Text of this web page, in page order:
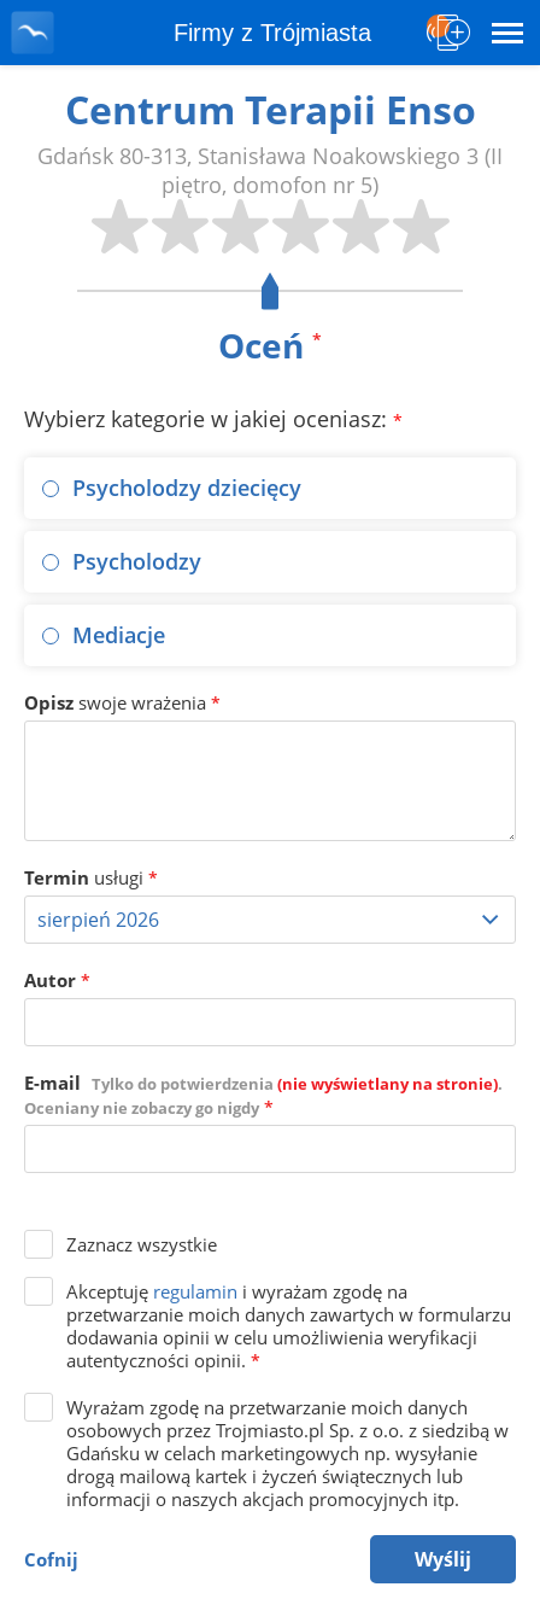
Firmy z Trójmiasta
Centrum Terapii Enso
Gdańsk 80-313, Stanisława Noakowskiego 3 (II
piętro, domofon nr 5)
Oceń *
Wybierz kategorie w jakiej oceniasz: *
Psycholodzy dziecięcy
Psycholodzy
Mediacje
Opisz swoje wrażenia *
Termin usługi *
Autor *
E-mail Tylko do potwierdzenia (nie wyświetlany na stronie).
Oceniany nie zobaczy go nigdy *
Zaznacz wszystkie
Akceptuję regulamin i wyrażam zgodę na
przetwarzanie moich danych zawartych w formularzu
dodawania opinii w celu umożliwienia weryfikacji
autentyczności opinii. *
Wyrażam zgodę na przetwarzanie moich danych
osobowych przez Trojmiasto.pl Sp. z o.o. z siedzibą w
Gdańsku w celach marketingowych np. wysyłanie
drogą mailową kartek i życzeń świątecznych lub
informacji o naszych akcjach promocyjnych itp.
Cofnij Wyślij